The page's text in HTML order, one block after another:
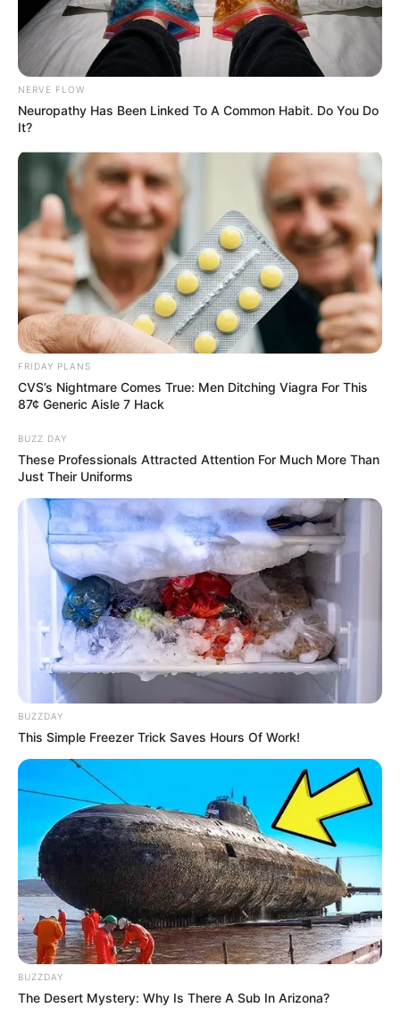
Iconic '90s Entertainment Couples We'll Never
Forget
BRAINBERRIES
BRAINBERRIES
Who Will Take On The Iconic Role Next? Bond
Casting Rumors
เรื่องอื่นๆ ที่น่าสนใจ
NERVE FLOW
Neuropathy Has Been Linked To A Common Habit. Do You Do
It?
FRIDAY PLANS
CVS’s Nightmare Comes True: Men Ditching Viagra For This
87¢ Generic Aisle 7 Hack
BUZZ DAY
These Professionals Attracted Attention For Much More Than
Just Their Uniforms
BUZZDAY
This Simple Freezer Trick Saves Hours Of Work!
BUZZDAY
The Desert Mystery: Why Is There A Sub In Arizona?